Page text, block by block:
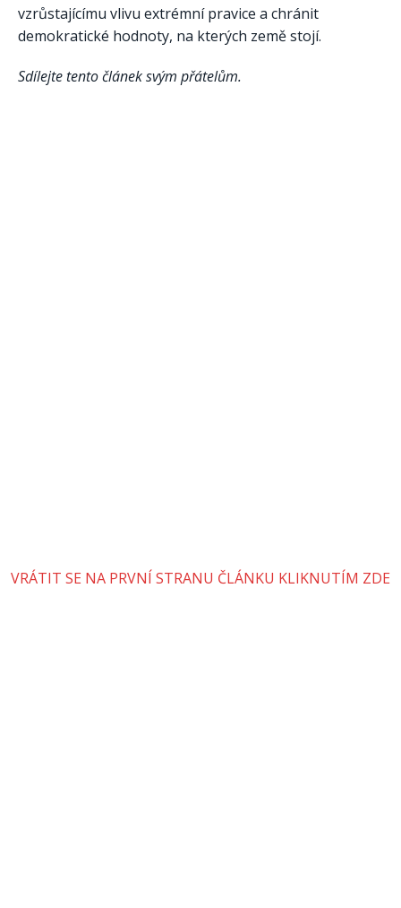
vzrůstajícímu vlivu extrémní pravice a chránit
demokratické hodnoty, na kterých země stojí.
Sdílejte tento článek svým přátelům.
VRÁTIT SE NA PRVNÍ STRANU ČLÁNKU KLIKNUTÍM ZDE